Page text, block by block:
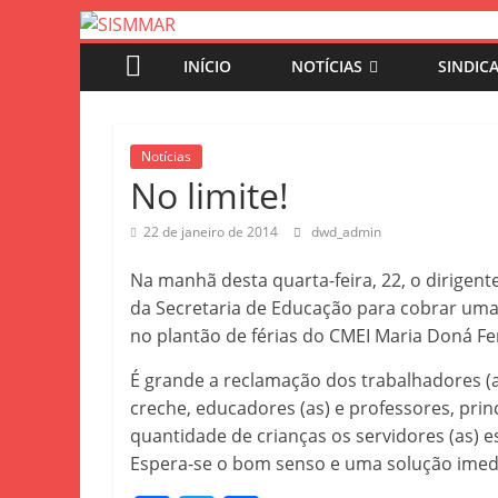
INÍCIO NOTÍCIAS
Notícias
No limite!
22 de janeiro de 2014 dwd_admin
Na manhã desta quarta-feira, 22, o
da Secretaria de Educação para cobrar
no plantão de férias do CMEI Maria Doná
É grande a reclamação dos trabalhadores
creche, educadores (as) e professores,
quantidade de crianças os servidores (as)
Espera-se o bom senso e uma solução